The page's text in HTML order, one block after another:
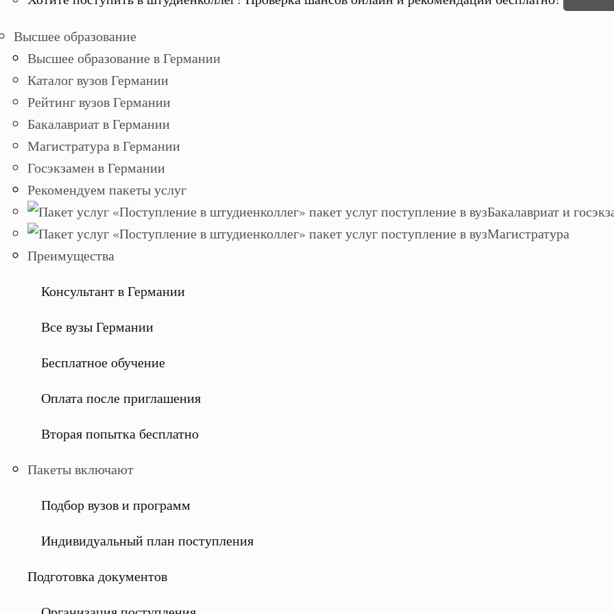
Высшее образование
Высшее образование в Германии
Каталог вузов Германии
Рейтинг вузов Германии
Бакалавриат в Германии
Магистратура в Германии
Госэкзамен в Германии
Рекомендуем пакеты услуг
Бакалавриат и
Магистратура
Преимущества
Консультант в Германии
Все вузы Германии
Бесплатное обучение
Оплата после приглашения
Вторая попытка бесплатно
Пакеты включают
Подбор вузов и программ
Индивидуальный план поступления
Подготовка документов